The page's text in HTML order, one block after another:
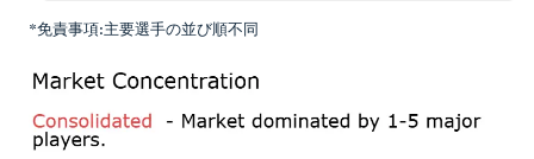
*免責事項:主要選手の並び順不同